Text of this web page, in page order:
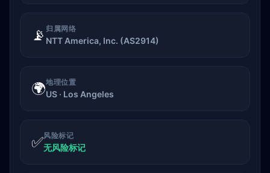
📡 归属网络
NTT America, Inc. (AS2914)
🌍地理位置
US · Los Angeles
✅风险标记
无风险标记